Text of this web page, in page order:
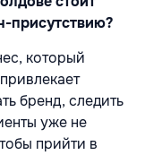
присутствию?
который
бренд, следить
уже не
прийти в